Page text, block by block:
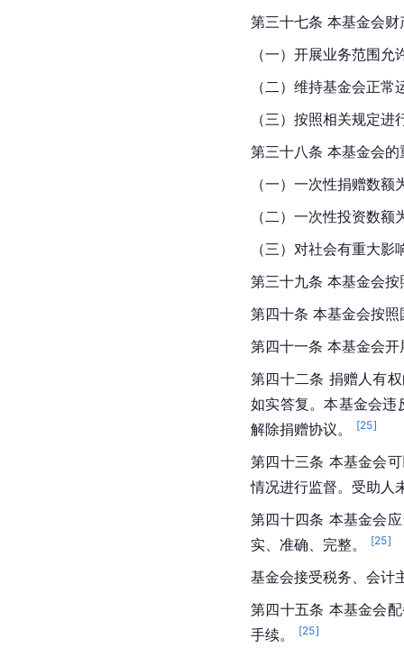
第三十七条 本基金会
（一）开展业务范围
（二）维持基金会正
（三）按照相关规定
第三十八条 本基金会
（一）一次性捐赠数
（二）一次性投资数
（三）对社会有重大
第三十九条 本基金会
第四十条 本基金会按
第四十一条 本基金会
第四十二条 捐赠人有
如实答复。本基金会违
解除捐赠协议。
[25]
第四十三条 本基金会
情况进行监督。受助人
第四十四条 本基金会
实、准确、完整。
[25]
基金会接受税务、会计
第四十五条 本基金会
手续。
[25]